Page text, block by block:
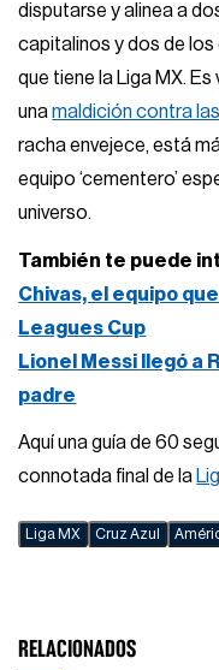
disputarse y alinea a
capitalinos y dos de
que tiene la Liga MX.
unamaldición contra
racha envejece, está
equipo ‘cementero’
universo.
También te puede
Chivas, el equipo
Leagues Cup
Lionel Messi llegó a
padre
Aquí una guía de 60
connotada final de la
Liga MX Cruz Azul
RELACIONADOS